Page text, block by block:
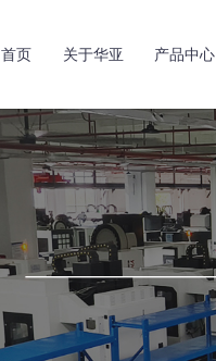
首页 关于华亚 产品中心